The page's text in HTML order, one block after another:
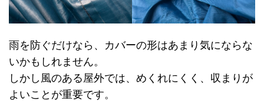
雨を防ぐだけなら、カバーの形はあまり気にならな
いかもしれません。
しかし風のある屋外では、めくれにくく、収まりが
よいことが重要です。